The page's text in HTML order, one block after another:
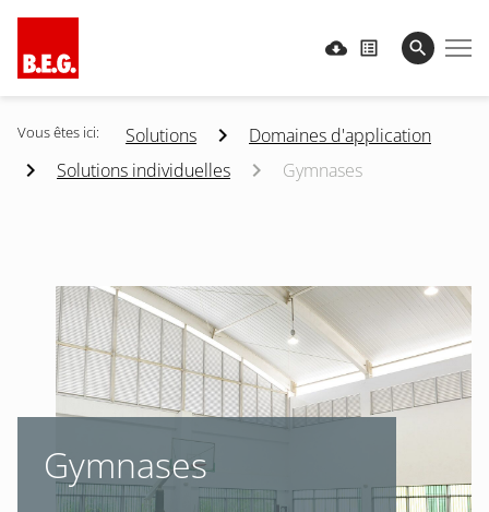
Vous êtes ici: Solutions
Domaines d'application
Solutions individuelles
Gymnases
Gymnases